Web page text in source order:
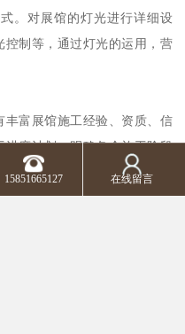
。对展馆的灯光进行详细设
制等，通过灯光的运用，营
富展馆施工经验、资质、信
度计划，明确各个施工阶段
保施工能够按照计划顺利进
15851665127 在线留言